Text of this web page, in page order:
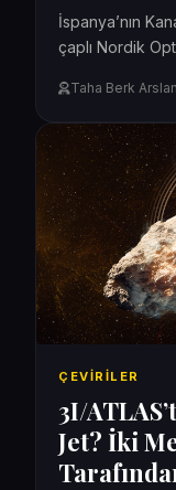
İspanya’nın
çaplı Nordik
Temmuz ve
Taha Berk Arslan
ÇEVIRILER
3I/
Jet? İki